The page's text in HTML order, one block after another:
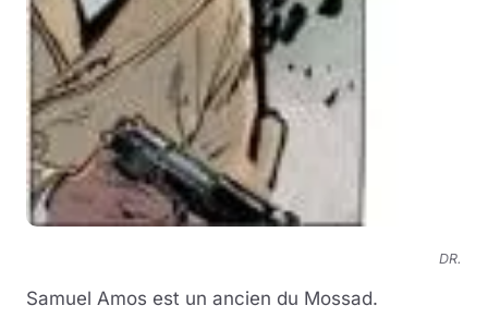
DR.
Samuel Amos est un ancien du Mossad.